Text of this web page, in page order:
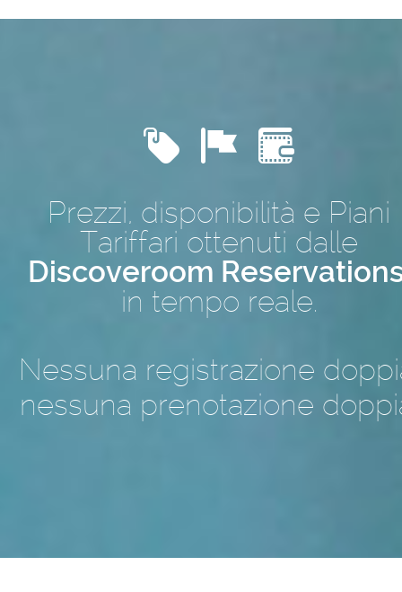
Prezzi, disponibilità e Piani
Tariffari ottenuti dalle
Discoveroom
in tempo reale.
Nessuna registrazione
nessuna prenotazione